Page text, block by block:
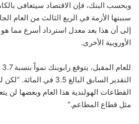
وبحسب البنك، فإن الاقتصاد سيتعافى
سببتها الأزمة في الربع الثالث من العام
إلى أن هذا يعد معدل استرداد أسرع مما هو
الأوروبية الأخرى.
التقدير السابق البالغ 3.5 في
القطاعات الهولندية هذا العام وبعضها لن
مثل قطاع المطاعم.”